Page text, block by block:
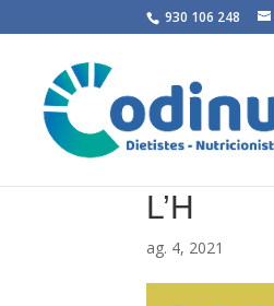
930 106 248
L’H
ag. 4, 2021